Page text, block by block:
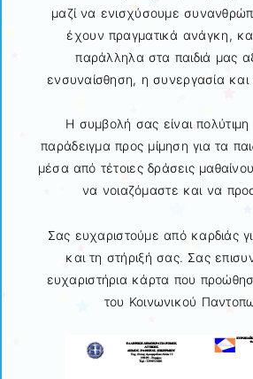
μαζί να ενισχύσουμε
έχουν πραγματικά ανάγκη,
παράλληλα στα παιδιά μας
ενσυναίσθηση, η συνεργασία και
Η συμβολή σας είναι πολύτιμη
παράδειγμα προς μίμηση για τα
μέσα από τέτοιες δράσεις
να νοιαζόμαστε και να
Σας ευχαριστούμε από καρδιάς
και τη στήριξή σας. Σας
ευχαριστήρια κάρτα που
του Κοινωνικού